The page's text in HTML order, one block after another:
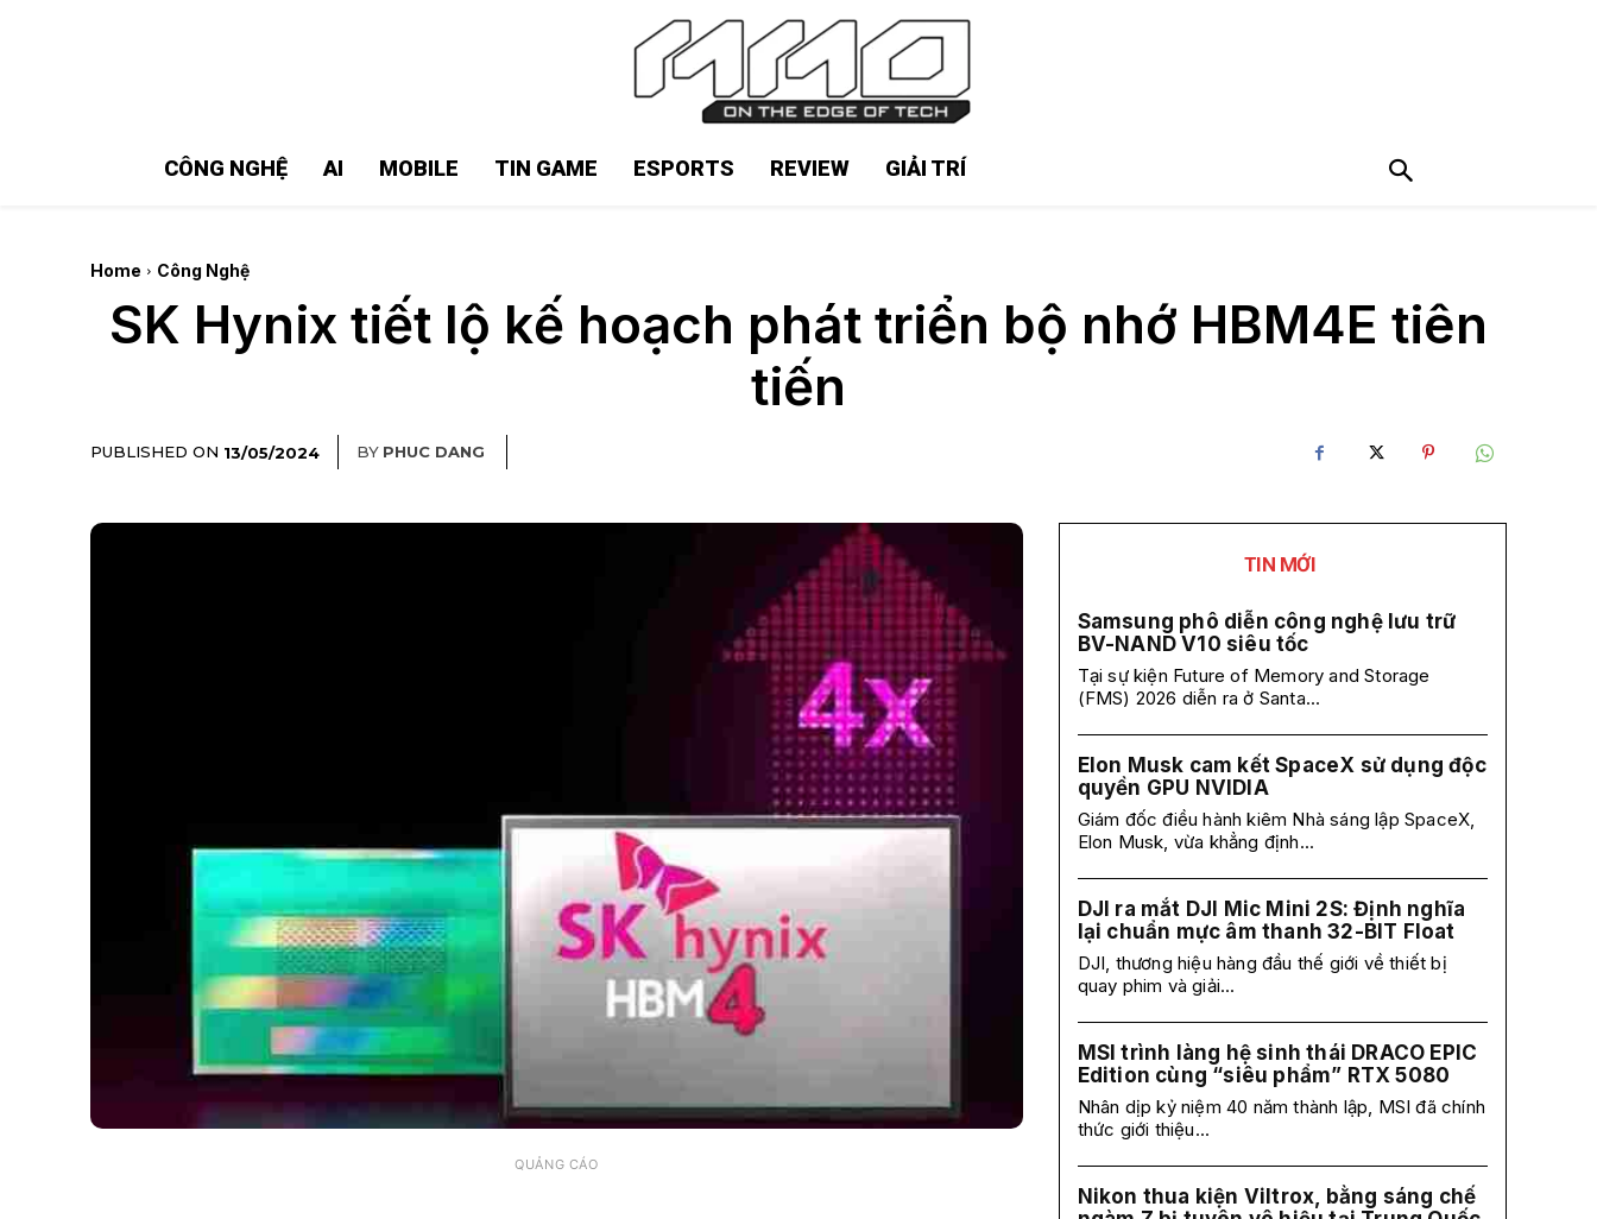
CÔNG NGHỆ AI MOBILE TIN GAME ESPORTS REVIEW GIẢI TRÍ
Home Công Nghệ
SK Hynix tiết lộ kế hoạch phát triển bộ nhớ HBM4E tiên
tiến
PUBLISHED ON 13/05/2024 BY PHUC DANG
QUẢNG CÁO
TIN MỚI
Samsung phô diễn công nghệ lưu trữ
BV-NAND V10 siêu tốc
Tại sự kiện Future of Memory and Storage
(FMS) 2026 diễn ra ở Santa...
Elon Musk cam kết SpaceX sử dụng độc
quyền GPU NVIDIA
Giám đốc điều hành kiêm Nhà sáng lập SpaceX,
Elon Musk, vừa khẳng định...
DJI ra mắt DJI Mic Mini 2S: Định nghĩa
lại chuẩn mực âm thanh 32-BIT Float
DJI, thương hiệu hàng đầu thế giới về thiết bị
quay phim và giải...
MSI trình làng hệ sinh thái DRACO EPIC
Edition cùng “siêu phẩm” RTX 5080
Nhân dịp kỷ niệm 40 năm thành lập, MSI đã chính
thức giới thiệu...
Nikon thua kiện Viltrox, bằng sáng chế